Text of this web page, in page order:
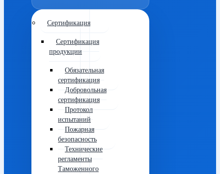
Сертификация
Сертификация
продукции
Обязательная
сертификация
Добровольная
сертификация
Протокол
испытаний
Пожарная
безопасность
Технические
регламенты
Таможенного